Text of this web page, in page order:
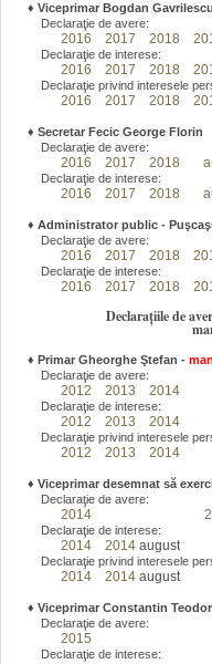
♦ Viceprimar Bogdan Gavrilescu
Declaraţie de avere:
2016 2017 2018
Declaraţie de interese:
2016 2017 2018
Declaraţie privind interesele
2016 2017 2018
♦ Secretar Fecic George Florin
Declaraţie de avere:
2016 2017 2018
Declaraţie de interese:
2016 2017 2018
♦ Administrator public -
Declaraţie de avere:
2016 2017 2018
Declaraţie de interese:
2016 2017 2018
Declarațiile de
♦ Primar Gheorghe Ştefan -
Declaraţie de avere:
2012 2013 2014
Declaraţie de interese:
2012 2013 2014
Declaraţie privind interesele
2012 2013 2014
♦ Viceprimar desemnat să
Declaraţie de avere:
2014
Declaraţie de interese:
2014 2014 august
Declaraţie privind interesele
2014 2014 august
♦ Viceprimar Constantin
Declaraţie de avere:
2015
Declaraţie de interese: